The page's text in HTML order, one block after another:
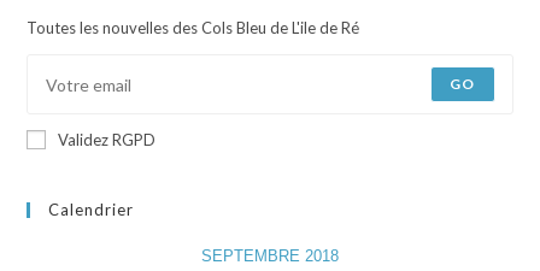
Toutes les nouvelles des Cols Bleu de L'ile de Ré
GO
Validez RGPD
Calendrier
SEPTEMBRE 2018